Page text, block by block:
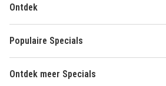
Ontdek
Populaire Specials
Ontdek meer Specials